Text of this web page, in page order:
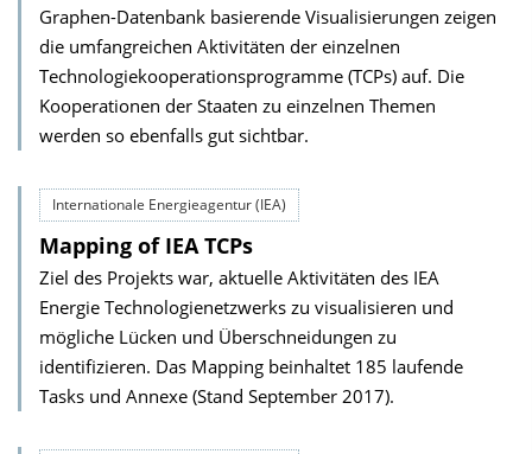
Graphen-Datenbank basierende Visualisierungen zeigen
die umfangreichen Aktivitäten der einzelnen
Technologiekooperationsprogramme (TCPs) auf. Die
Kooperationen der Staaten zu einzelnen Themen
werden so ebenfalls gut sichtbar.
Internationale Energieagentur (IEA)
Mapping of IEA TCPs
Ziel des Projekts war, aktuelle Aktivitäten des IEA
Energie Technologienetzwerks zu visualisieren und
mögliche Lücken und Überschneidungen zu
identifizieren. Das Mapping beinhaltet 185 laufende
Tasks und Annexe (Stand September 2017).